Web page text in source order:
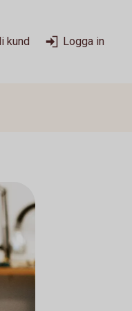
kund Logga in